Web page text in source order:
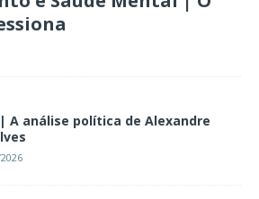
A análise política de Alexandre